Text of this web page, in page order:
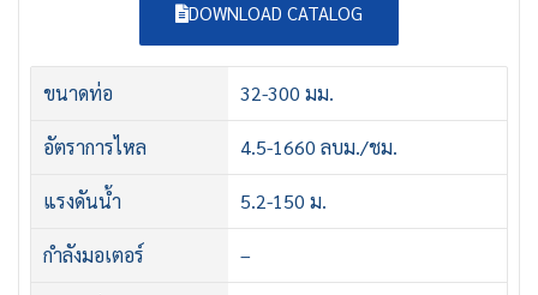
DOWNLOAD CATALOG
ขนาดท่อ 32-300 มม.
อัตราการไหล 4.5-1660 ลบม./ชม.
แรงดันน้ำ 5.2-150 ม.
กำลังมอเตอร์ –